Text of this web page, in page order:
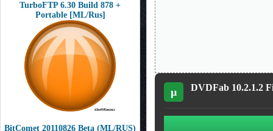
TurboFTP 6.30 Build 878 +
Portable [ML/Rus]
BitComet 20110826 Beta (ML/RUS)
µ DVDFab 10.2.1.2